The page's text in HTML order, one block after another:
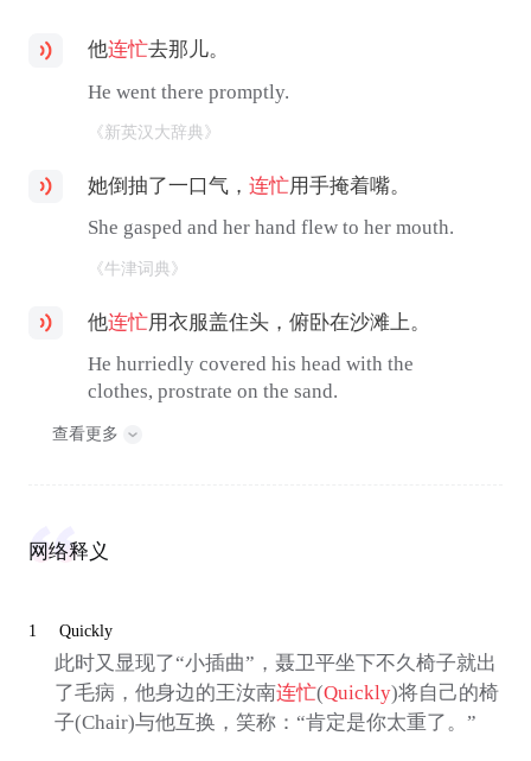
他连忙去那儿。
He went there promptly.
《新英汉大辞典》
她倒抽了一口气，连忙用手掩着嘴。
She gasped and her hand flew to her mouth.
《牛津词典》
他连忙用衣服盖住头，俯卧在沙滩上。
He hurriedly covered his head with the
clothes, prostrate on the sand.
查看更多
网络释义
1 Quickly
此时又显现了“小插曲”，聂卫平坐下不久椅子就出
了毛病，他身边的王汝南连忙(Quickly)将自己的椅
子(Chair)与他互换，笑称：“肯定是你太重了。”